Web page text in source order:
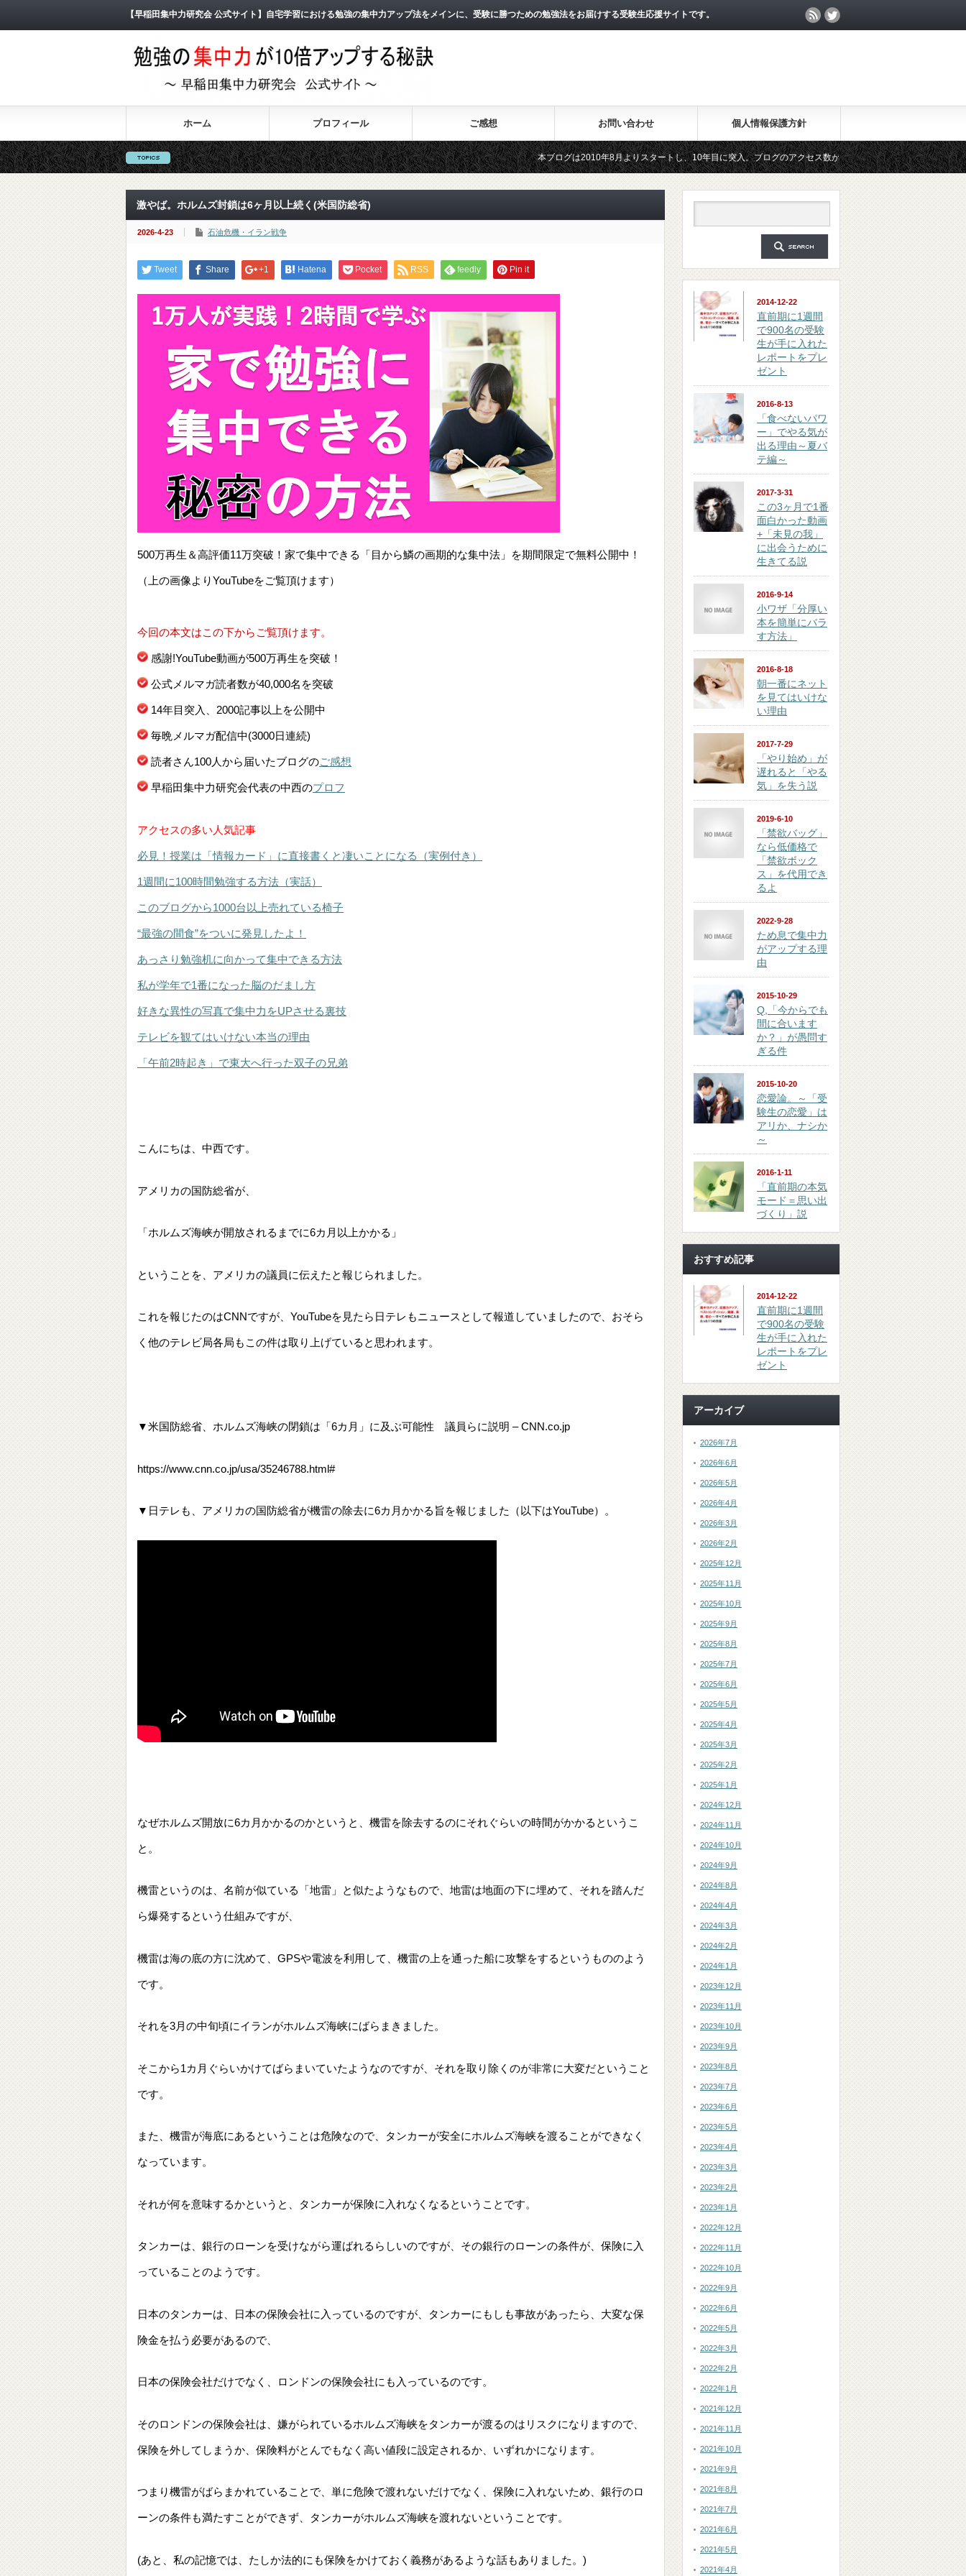
【早稲田集中力研究会 公式サイト】自宅学習における勉強の集中力アップ法をメインに、受験に勝つための勉強法をお届けする受験生応援サイトです。
ホーム プロフィール ご感想 お問い合わせ 個人情報保護方針
本ブログは2010年8月よりスタートし、10年目に突入。ブログのアクセス数が月間25万PV、公開記事数が2000記事を突破し
2011年3月よりスタートした無料メールマガジン「勉強の集中力が10倍アップする秘訣」は、2018年6月に総読者数が4万
激やば。ホルムズ封鎖は6ヶ月以上続く(米国防総省)
2026-4-23 石油危機・イラン戦争
Tweet Share +1 Hatena Pocket RSS feedly Pin it
500万再生＆高評価11万突破！家で集中できる「目から鱗の画期的な集中法」を期間限定で無料公開中！
（上の画像よりYouTubeをご覧頂けます）
今回の本文はこの下からご覧頂けます。
感謝!YouTube動画が500万再生を突破！
公式メルマガ読者数が40,000名を突破
14年目突入、2000記事以上を公開中
毎晩メルマガ配信中(3000日連続)
読者さん100人から届いたブログのご感想
早稲田集中力研究会代表の中西のプロフ
アクセスの多い人気記事
必見！授業は「情報カード」に直接書くと凄いことになる（実例付き）
1週間に100時間勉強する方法（実話）
このブログから1000台以上売れている椅子
“最強の間食”をついに発見したよ！
あっさり勉強机に向かって集中できる方法
私が学年で1番になった脳のだまし方
好きな異性の写真で集中力をUPさせる裏技
テレビを観てはいけない本当の理由
「午前2時起き」で東大へ行った双子の兄弟
こんにちは、中西です。
アメリカの国防総省が、
「ホルムズ海峡が開放されるまでに6カ月以上かかる」
ということを、アメリカの議員に伝えたと報じられました。
これを報じたのはCNNですが、YouTubeを見たら日テレもニュースとして報道していましたので、おそら
く他のテレビ局各局もこの件は取り上げていると思われます。
▼米国防総省、ホルムズ海峡の閉鎖は「6カ月」に及ぶ可能性 議員らに説明 – CNN.co.jp
https://www.cnn.co.jp/usa/35246788.html#
▼日テレも、アメリカの国防総省が機雷の除去に6カ月かかる旨を報じました（以下はYouTube）。
なぜホルムズ開放に6カ月かかるのかというと、機雷を除去するのにそれぐらいの時間がかかるというこ
と。
機雷というのは、名前が似ている「地雷」と似たようなもので、地雷は地面の下に埋めて、それを踏んだ
ら爆発するという仕組みですが、
機雷は海の底の方に沈めて、GPSや電波を利用して、機雷の上を通った船に攻撃をするというもののよう
です。
それを3月の中旬頃にイランがホルムズ海峡にばらまきました。
そこから1カ月ぐらいかけてばらまいていたようなのですが、それを取り除くのが非常に大変だということ
です。
また、機雷が海底にあるということは危険なので、タンカーが安全にホルムズ海峡を渡ることができなく
なっています。
それが何を意味するかというと、タンカーが保険に入れなくなるということです。
タンカーは、銀行のローンを受けながら運ばれるらしいのですが、その銀行のローンの条件が、保険に入
っていることのようです。
日本のタンカーは、日本の保険会社に入っているのですが、タンカーにもしも事故があったら、大変な保
険金を払う必要があるので、
日本の保険会社だけでなく、ロンドンの保険会社にも入っているのです。
そのロンドンの保険会社は、嫌がられているホルムズ海峡をタンカーが渡るのはリスクになりますので、
保険を外してしまうか、保険料がとんでもなく高い値段に設定されるか、いずれかになります。
つまり機雷がばらまかれていることで、単に危険で渡れないだけでなく、保険に入れないため、銀行のロ
ーンの条件も満たすことができず、タンカーがホルムズ海峡を渡れないということです。
(あと、私の記憶では、たしか法的にも保険をかけておく義務があるような話もありました。)
2014-12-22
直前期に1週間
で900名の受験
生が手に入れた
レポートをプレ
ゼント
2016-8-13
「食べないパワ
ー」でやる気が
出る理由～夏バ
テ編～
2017-3-31
この3ヶ月で1番
面白かった動画
+「未見の我」
に出会うために
生きてる説
2016-9-14
小ワザ「分厚い
本を簡単にバラ
す方法」
2016-8-18
朝一番にネット
を見てはいけな
い理由
2017-7-29
「やり始め」が
遅れると「やる
気」を失う説
2019-6-10
「禁欲バッグ」
なら低価格で
「禁欲ボック
ス」を代用でき
るよ
2022-9-28
ため息で集中力
がアップする理
由
2015-10-29
Q,「今からでも
間に合います
か？」が愚問す
ぎる件
2015-10-20
恋愛論。～「受
験生の恋愛」は
アリか、ナシか
～
2016-1-11
「直前期の本気
モード＝思い出
づくり」説
おすすめ記事
2014-12-22
直前期に1週間
で900名の受験
生が手に入れた
レポートをプレ
ゼント
アーカイブ
2026年7月
2026年6月
2026年5月
2026年4月
2026年3月
2026年2月
2025年12月
2025年11月
2025年10月
2025年9月
2025年8月
2025年7月
2025年6月
2025年5月
2025年4月
2025年3月
2025年2月
2025年1月
2024年12月
2024年11月
2024年10月
2024年9月
2024年8月
2024年4月
2024年3月
2024年2月
2024年1月
2023年12月
2023年11月
2023年10月
2023年9月
2023年8月
2023年7月
2023年6月
2023年5月
2023年4月
2023年3月
2023年2月
2023年1月
2022年12月
2022年11月
2022年10月
2022年9月
2022年6月
2022年5月
2022年3月
2022年2月
2022年1月
2021年12月
2021年11月
2021年10月
2021年9月
2021年8月
2021年7月
2021年6月
2021年5月
2021年4月